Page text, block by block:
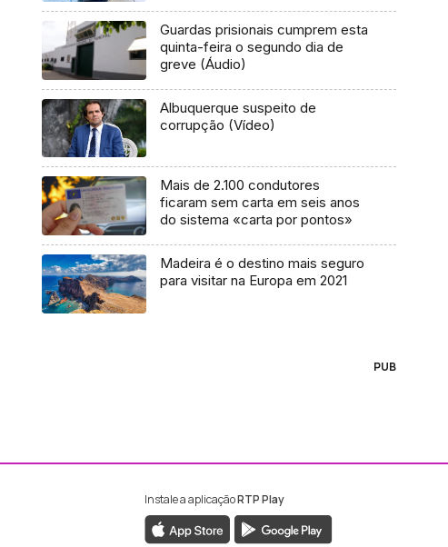
Guardas prisionais cumprem esta
quinta-feira o segundo dia de
greve (Áudio)
Albuquerque suspeito de
corrupção (Vídeo)
Mais de 2.100 condutores
ficaram sem carta em seis anos
do sistema «carta por pontos»
Madeira é o destino mais seguro
para visitar na Europa em 2021
PUB
da RTP Madeira
Instagram da RTP Madeira
Instale a aplicaçãoRTP Play